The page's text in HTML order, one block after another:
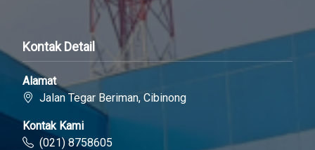
Kontak Detail
Alamat
Jalan Tegar Beriman, Cibinong
Kontak Kami
(021) 8758605